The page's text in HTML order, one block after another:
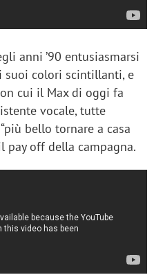
anni ’90 entusiasmarsi
suoi colori scintillanti, e
cui il Max di oggi fa
vocale, tutte
bello tornare a casa
pay off della campagna.